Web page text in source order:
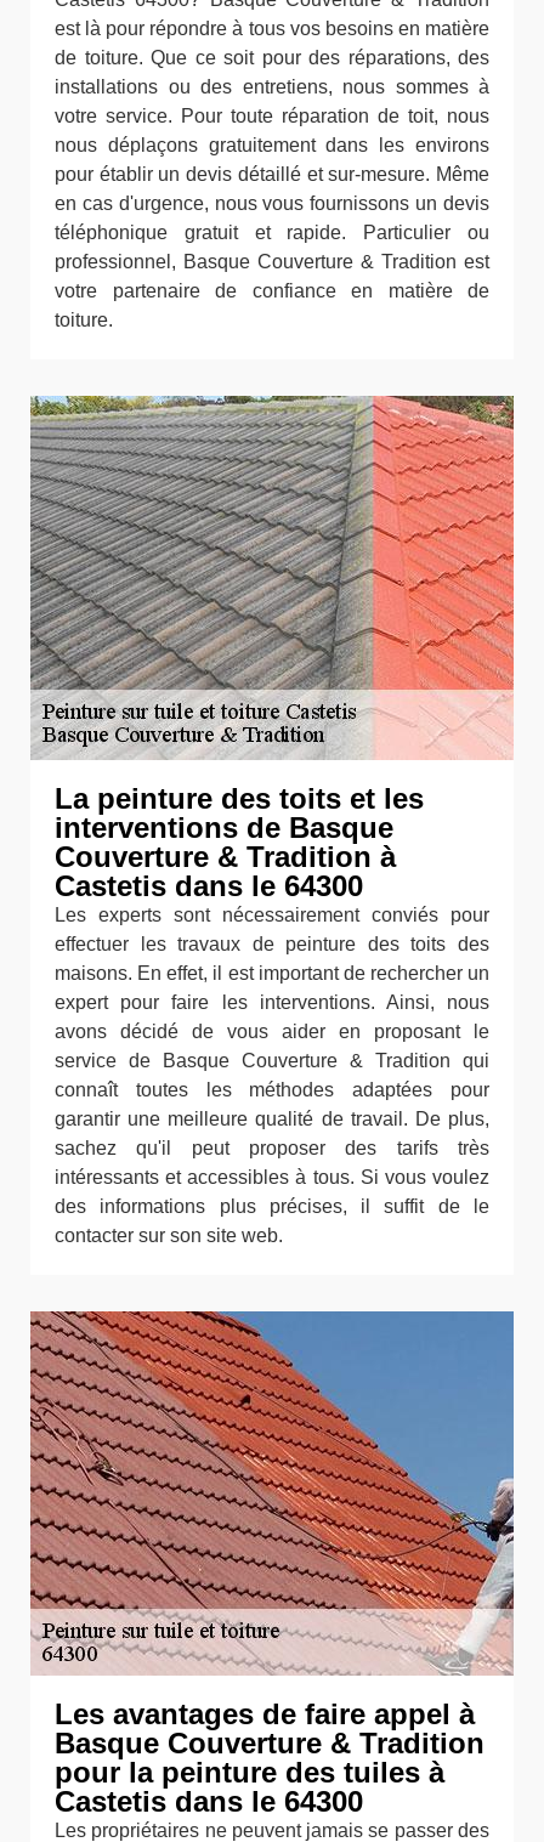
est là pour répondre à tous vos besoins en matière
de toiture. Que ce soit pour des réparations, des
installations ou des entretiens, nous sommes à
votre service. Pour toute réparation de toit, nous
nous déplaçons gratuitement dans les environs
pour établir un devis détaillé et sur-mesure. Même
en cas d'urgence, nous vous fournissons un devis
téléphonique gratuit et rapide. Particulier ou
professionnel, Basque Couverture & Tradition est
votre partenaire de confiance en matière de
toiture.
La peinture des toits et les
interventions de Basque
Couverture & Tradition à
Castetis dans le 64300
Les experts sont nécessairement conviés pour
effectuer les travaux de peinture des toits des
maisons. En effet, il est important de rechercher un
expert pour faire les interventions. Ainsi, nous
avons décidé de vous aider en proposant le
service de Basque Couverture & Tradition qui
connaît toutes les méthodes adaptées pour
garantir une meilleure qualité de travail. De plus,
sachez qu'il peut proposer des tarifs très
intéressants et accessibles à tous. Si vous voulez
des informations plus précises, il suffit de le
contacter sur son site web.
Les avantages de faire appel à
Basque Couverture & Tradition
pour la peinture des tuiles à
Castetis dans le 64300
Les propriétaires ne peuvent jamais se passer des